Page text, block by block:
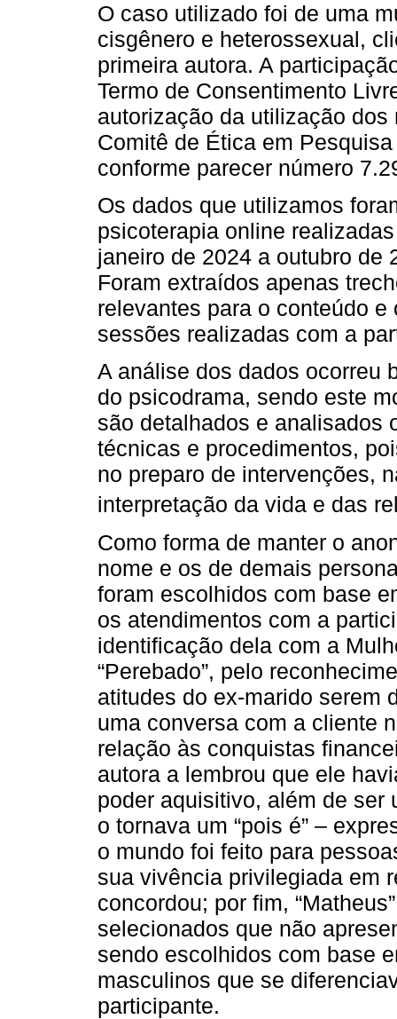
O caso utilizado foi de uma
cisgênero e heterossexual,
primeira autora. A
Termo de Consentimento
autorização da utilização
Comitê de Ética em
conforme parecer número
Os dados que utilizamos
psicoterapia online
janeiro de 2024 a outubro de
Foram extraídos apenas
relevantes para o conteúdo
sessões realizadas com a
A análise dos dados ocorreu
do psicodrama, sendo este
são detalhados e analisados
técnicas e procedimentos,
no preparo de intervenções,
interpretação da vida e das
Como forma de manter o
nome e os de demais
foram escolhidos com base
os atendimentos com a
identificação dela com a
“Perebado”, pelo
atitudes do ex-marido serem
uma conversa com a cliente
relação às conquistas
autora a lembrou que ele
poder aquisitivo, além de ser
o tornava um “pois é” –
o mundo foi feito para
sua vivência privilegiada em
concordou; por fim,
selecionados que não
sendo escolhidos com base
masculinos que se
participante.